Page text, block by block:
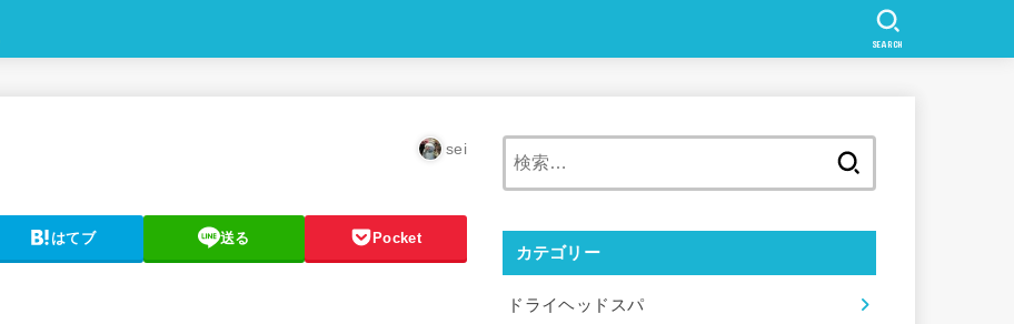
SEARCH
sei
はてブ 送る Pocket
カテゴリー
ドライヘッドスパ